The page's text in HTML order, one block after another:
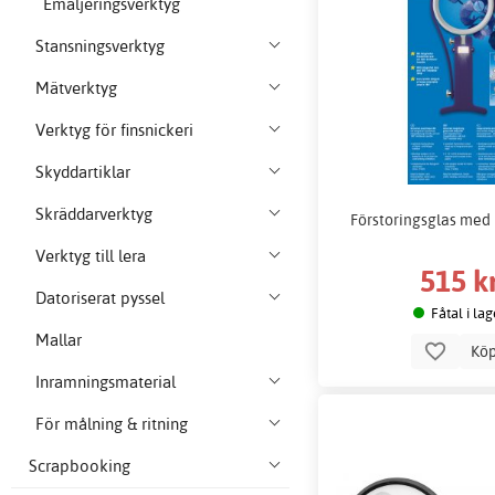
Emaljeringsverktyg
Stansningsverktyg
Mätverktyg
Verktyg för finsnickeri
Skyddartiklar
Skräddarverktyg
Verktyg till lera
Datoriserat pyssel
Mallar
Inramningsmaterial
För målning & ritning
Scrapbooking
Förstoringsglas med
515
Fåtal i